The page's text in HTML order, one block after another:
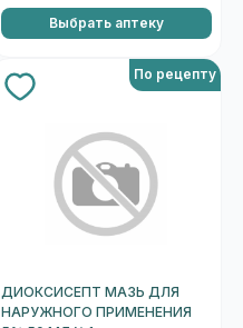
Выбрать аптеку
По рецепту
ДИОКСИСЕПТ МАЗЬ ДЛЯ
НАРУЖНОГО ПРИМЕНЕНИЯ